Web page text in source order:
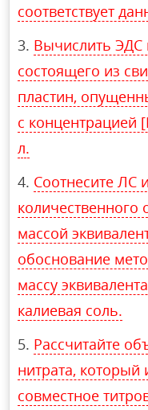
соответствует
Вычислить ЭДС
состоящего из
пластин,
с концентрацией
л.
Соотнесите ЛС
массой
обоснование
массу
калиевая соль.
Рассчитайте
нитрата, который
совместное